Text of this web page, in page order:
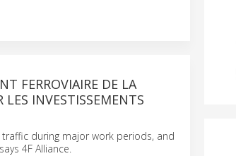
FERROVIAIRE DE LA
LES INVESTISSEMENTS
during major work periods, and
4F Alliance.